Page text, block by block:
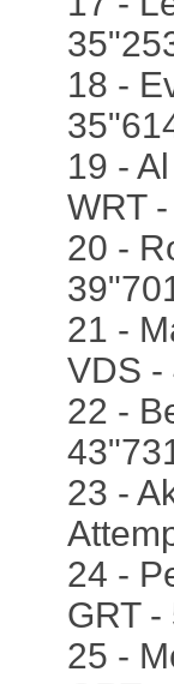
18 -
19 -
WRT
20 -
21 -
VDS -
22 -
23 -
24 -
GRT -
25 -